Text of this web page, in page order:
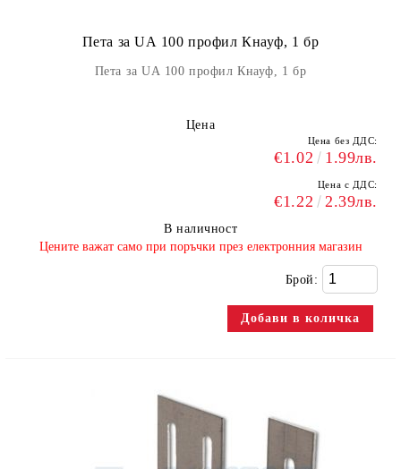
Пета за UА 100 профил Кнауф, 1 бр
Пета за UА 100 профил Кнауф, 1 бр
Цена
Цена без ДДС:
€1.02 1.99лв.
Цена с ДДС:
€1.22 2.39лв.
В наличност
​Цените важат само при поръчки през електронния магазин
Брой: